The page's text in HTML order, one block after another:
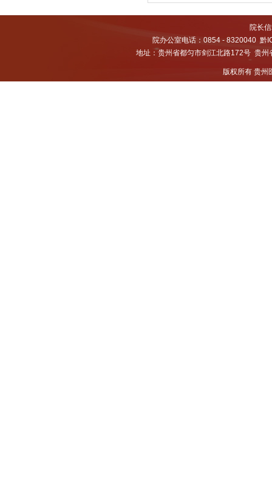
院长
院办公室电话：0854 - 8320040黔
地址：贵州省都匀市剑江北路172号 贵
版权所有 贵州